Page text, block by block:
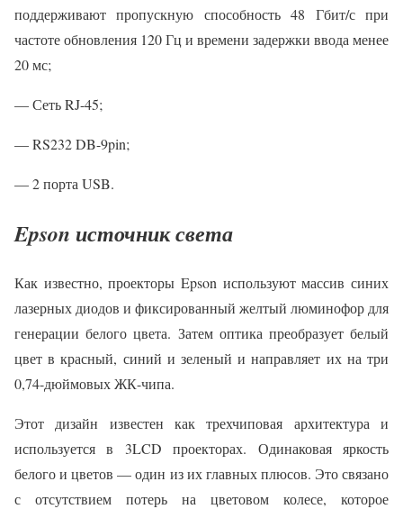
поддерживают пропускную способность 48 Гбит/с при
частоте обновления 120 Гц и времени задержки ввода менее
20 мс;
— Сеть RJ-45;
— RS232 DB-9pin;
— 2 порта USB.
Epson источник света
Как известно, проекторы Epson используют массив синих
лазерных диодов и фиксированный желтый люминофор для
генерации белого цвета. Затем оптика преобразует белый
цвет в красный, синий и зеленый и направляет их на три
0,74-дюймовых ЖК-чипа.
Этот дизайн известен как трехчиповая архитектура и
используется в 3LCD проекторах. Одинаковая яркость
белого и цветов — один из их главных плюсов. Это связано
с отсутствием потерь на цветовом колесе, которое